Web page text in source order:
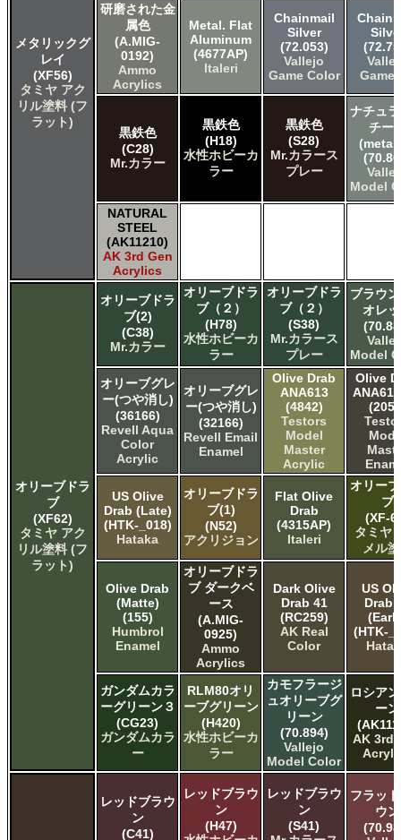
メタリックグ
レイ
(XF56)
タミヤ アク
リル塗料 (フ
ラット)
研磨された金
属色
(A.MIG-
0192)
Ammo
Acrylics
Metal. Flat
Aluminum
(4677AP)
Italeri
Chainmail
Silver
(72.053)
Vallejo
Game Color
Game
黒鉄色
(C28)
Mr.カラー
黒鉄色
(H18)
水性ホビーカ
ラー
黒鉄色
(S28)
Mr.カラース
プレー
ナチュ
チー
Model
NATURAL
STEEL
(AK11210)
AK 3rd Gen
Acrylics
オリーブドラ
ブ
(XF62)
タミヤ アク
リル塗料 (フ
ラット)
オリーブドラ
ブ(2)
(C38)
Mr.カラー
オリーブドラ
ブ（２）
(H78)
水性ホビーカ
ラー
オリーブドラ
ブ（２）
(S38)
Mr.カラース
プレー
ブラウ
オレ
Model
オリーブグレ
ー(つや消し)
(36166)
Revell Aqua
Color
Acrylic
オリーブグレ
ー(つや消し)
(32166)
Revell Email
Enamel
Olive Drab
ANA613
(4842)
Testors
Model
Master
Acrylic
Olive
US Olive
Drab (Late)
(HTK-_018)
Hataka
オリーブドラ
ブ(1)
(N52)
アクリジョン
Flat Olive
Drab
(4315AP)
Italeri
オリー
ブ
(XF-
タミヤ
メル
Olive Drab
(Matte)
(155)
Humbrol
Enamel
オリーブドラ
ブ ダークベ
ース
(A.MIG-
0925)
Ammo
Acrylics
Dark Olive
Drab 41
(RC259)
AK Real
Color
US
Drab
(HTK-
ガンダムカラ
ーグリーン３
(CG23)
ガンダムカラ
ー
RLM80オリ
ーブグリーン
(H420)
水性ホビーカ
ラー
カモフラージ
ュオリーブグ
リーン
(70.894)
Vallejo
Model Color
ロシア
ーン
AK 3rd
レッドブラウ
ン
(C41)
レッドブラウ
ン
(H47)
レッドブラウ
ン
(S41)
フラッ
ウン